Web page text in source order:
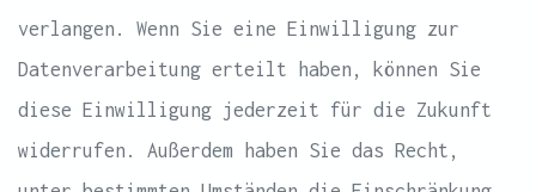
verlangen. Wenn Sie eine Einwilligung zur
Datenverarbeitung erteilt haben, können Sie
diese Einwilligung jederzeit für die Zukunft
widerrufen. Außerdem haben Sie das Recht,